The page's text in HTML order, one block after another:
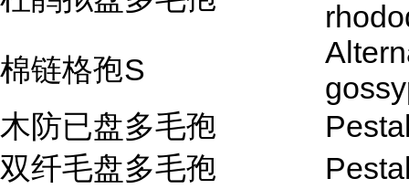
棉链格孢S
木防已盘多毛孢
双纤毛盘多毛孢